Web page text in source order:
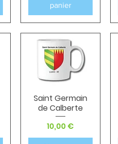
panier
Aperçu rapide
Saint Germain
de Calberte
Prix
10,00 €